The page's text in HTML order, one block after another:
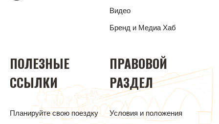
Видео
Бренд и Медиа Хаб
ПОЛЕЗНЫЕ
ССЫЛКИ
Планируйте свою поездку
ПРАВОВОЙ
РАЗДЕЛ
Условия и положения